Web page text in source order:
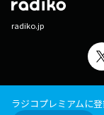
radiko.jp
ラジコプレミアムに